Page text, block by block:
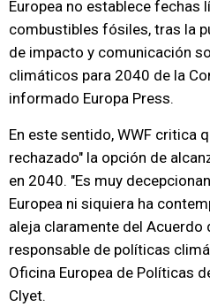
Europea no establece fechas
combustibles fósiles, tras la
de impacto y comunicación
climáticos para 2040 de la
informado Europa Press.
En este sentido, WWF critica
rechazado" la opción de
en 2040. "Es muy
Europea ni siquiera ha
aleja claramente del Acuerdo
responsable de políticas
Oficina Europea de Políticas
Clyet.